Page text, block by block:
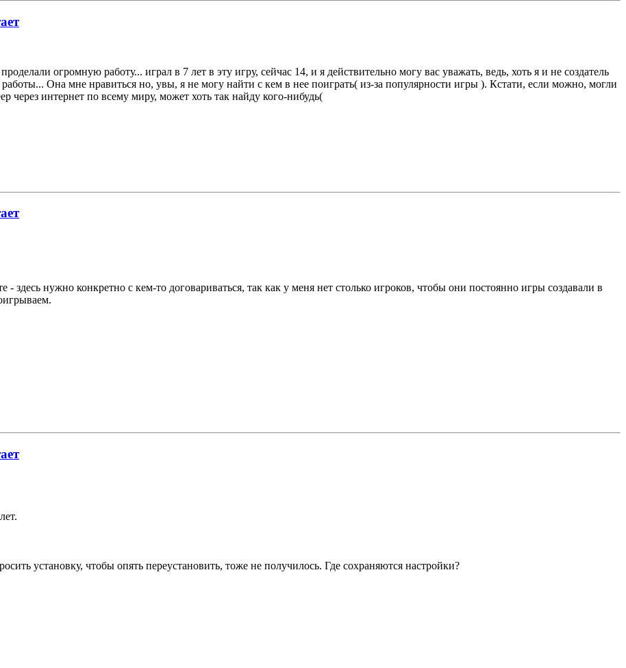
огромную работу... играл в 7 лет в эту игру, сейчас 14, и я действительно могу вас уважать, ведь, хоть я и не создатель
Она мне нравиться но, увы, я не могу найти с кем в нее поиграть( из-за популярности игры ). Кстати, если можно, могли
интернет по всему миру, может хоть так найду кого-нибудь(
здесь нужно конкретно с кем-то договариваться, так как у меня нет столько игроков, чтобы они постоянно игры создавали в
установку, чтобы опять переустановить, тоже не получилось. Где сохраняются настройки?